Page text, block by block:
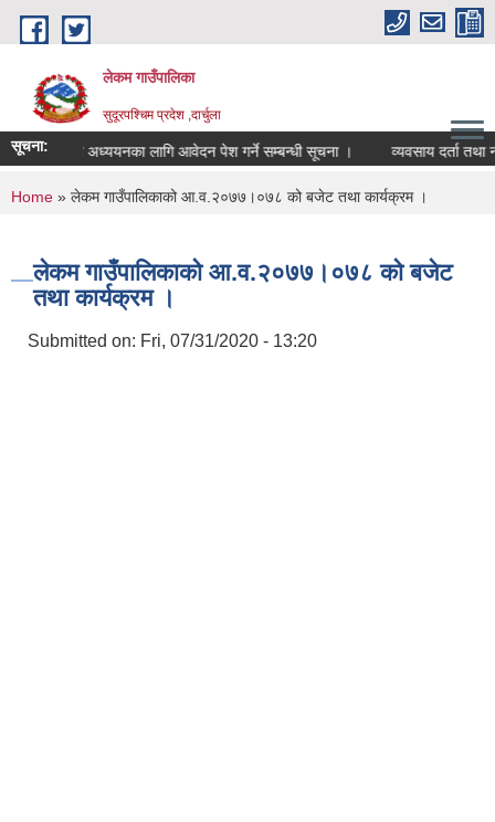
Skip to main content
लेकम गाउँपालिका
सुदूरपश्चिम प्रदेश ,दार्चुला
सूचना:
छात्रवृत्तिमा अध्ययनका लागि आवेदन पेश गर्ने सम्बन्धी सूचना । व्यवसाय दर्ता तथा
You are here
Home » लेकम गाउँपालिकाको आ.व.२०७७।०७८ को बजेट तथा कार्यक्रम ।
लेकम गाउँपालिकाको आ.व.२०७७।०७८ को बजेट
तथा कार्यक्रम ।
Submitted on: Fri, 07/31/2020 - 13:20